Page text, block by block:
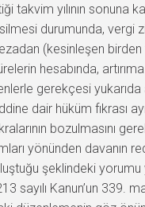
takvim yılının sonuna
durumunda, vergi
(kesinleşen
hesabında,
gerekçesi yukarıda
dair hüküm fıkrası
bozulmasını
yönünden
şeklindeki
sayılı Kanun’un 339.